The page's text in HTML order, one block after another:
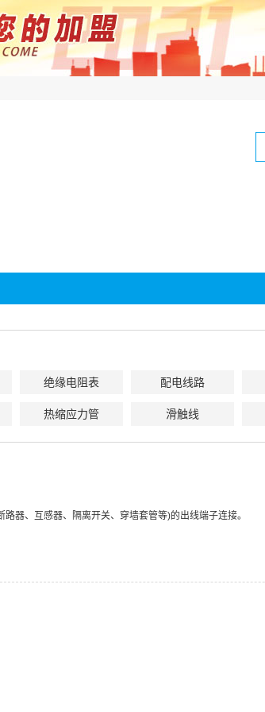
绝缘电阻表 配电线路
热缩应力管 滑触线
器、互感器、隔离开关、穿墙套管等)的出线端子连接。